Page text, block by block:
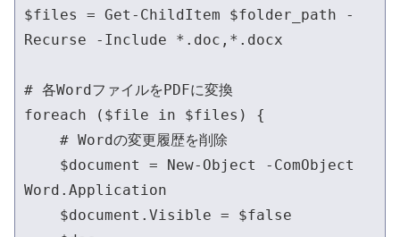
$files = Get-ChildItem $folder_path -
Recurse -Include *.doc,*.docx
# 各WordファイルをPDFに変換
foreach ($file in $files) {
Word.Application